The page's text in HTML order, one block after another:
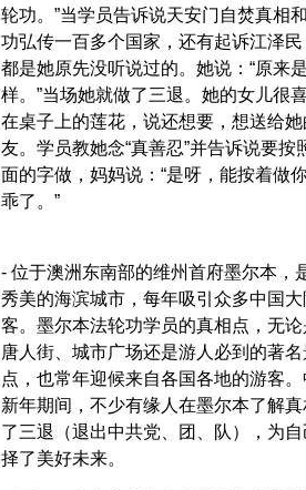
轮功。”当学员告诉说天安门自焚真相
功弘传一百多个国家，还有起诉江泽民
都是她原先没听说过的。她说：“原来
样。”当场她就做了三退。她的女儿很
在桌子上的莲花，说还想要，想送给她
友。学员教她念“真善忍”并告诉说要按
面的字做，妈妈说：“是呀，能按着做
乖了。”
- 位于澳洲东南部的维州首府墨尔本，
秀美的海滨城市，每年吸引众多中国大
客。墨尔本法轮功学员的真相点，无论
唐人街、城市广场还是游人必到的著名
点，也常年迎候来自各国各地的游客
新年期间，不少有缘人在墨尔本了解真
了三退（退出中共党、团、队），为自
择了美好未来。